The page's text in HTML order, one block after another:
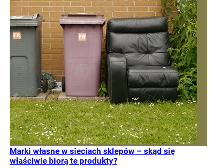
Marki własne w sieciach sklepów – skąd się
właściwie biorą te produkty?